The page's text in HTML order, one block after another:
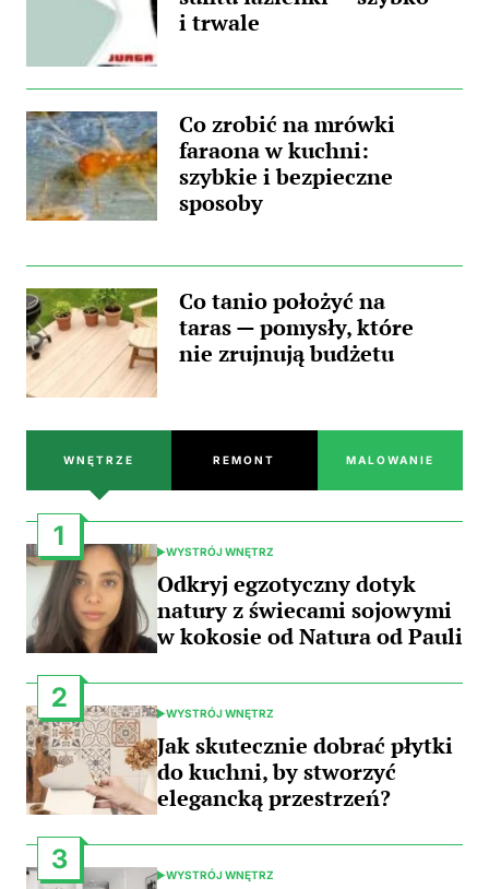
i trwale
Co zrobić na mrówki
faraona w kuchni:
szybkie i bezpieczne
sposoby
Co tanio położyć na
taras — pomysły, które
nie zrujnują budżetu
WNĘTRZE REMONT MALOWANIE
1
POSTED
IN
WYSTRÓJ WNĘTRZ
Odkryj egzotyczny dotyk
natury z świecami sojowymi
w kokosie od Natura od Pauli
2
POSTED
IN
WYSTRÓJ WNĘTRZ
Jak skutecznie dobrać płytki
do kuchni, by stworzyć
elegancką przestrzeń?
3
POSTED
WYSTRÓJ WNĘTRZ